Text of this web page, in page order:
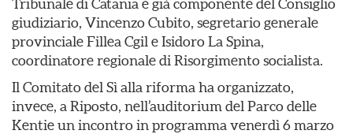
Tribunale di Catania e già componente del Consiglio
giudiziario, Vincenzo Cubito, segretario generale
provinciale Fillea Cgil e Isidoro La Spina,
coordinatore regionale di Risorgimento socialista.
Il Comitato del Sì alla riforma ha organizzato,
invece, a Riposto, nell’auditorium del Parco delle
Kentie un incontro in programma venerdì 6 marzo